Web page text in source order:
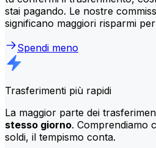
stai pagando. Le nostre
significano maggiori risparmi
Spendi meno
Trasferimenti più rapidi
La maggior parte dei
stesso giorno. Comprendiamo
soldi, il tempismo conta.